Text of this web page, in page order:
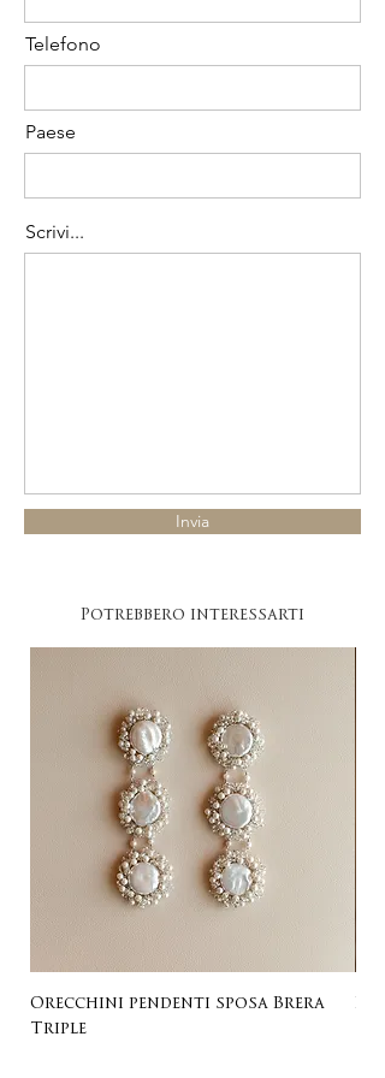
Telefono
Paese
Scrivi...
Invia
Potrebbero interessarti
Orecchini pendenti sposa Brera
Triple